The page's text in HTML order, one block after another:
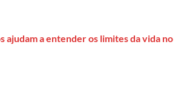
ajudam a entender os limites da vida no